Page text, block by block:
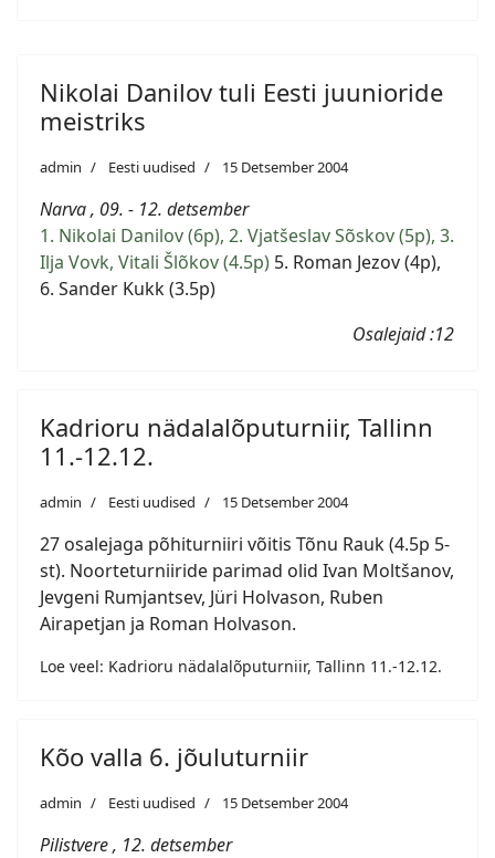
Nikolai Danilov tuli Eesti juunioride
meistriks
admin Eesti uudised 15 Detsember 2004
Narva , 09. - 12. detsember
1. Nikolai Danilov (6p), 2. Vjatšeslav Sõskov (5p), 3.
Ilja Vovk, Vitali Šlõkov (4.5p) 5. Roman Jezov (4p),
6. Sander Kukk (3.5p)
Osalejaid :12
Kadrioru nädalalõputurniir, Tallinn
11.-12.12.
admin Eesti uudised 15 Detsember 2004
27 osalejaga põhiturniiri võitis Tõnu Rauk (4.5p 5-
st). Noorteturniiride parimad olid Ivan Moltšanov,
Jevgeni Rumjantsev, Jüri Holvason, Ruben
Airapetjan ja Roman Holvason.
Loe veel: Kadrioru nädalalõputurniir, Tallinn 11.-12.12.
Kõo valla 6. jõuluturniir
admin Eesti uudised 15 Detsember 2004
Pilistvere , 12. detsember